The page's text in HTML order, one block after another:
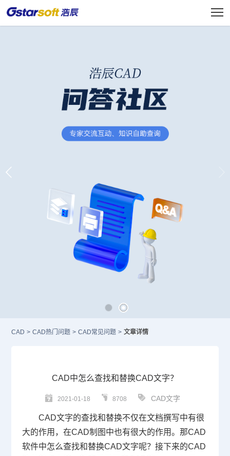
CAD > CAD热门问题 > CAD常见问题 > 文章详情
CAD中怎么查找和替换CAD文字？
2021-01-18 8708 CAD文字
CAD文字的查找和替换不仅在文档撰写中有很
大的作用，在CAD制图 中也有很大的作用。那CAD
软件中怎么查找和替换CAD文字呢？接下来的CAD